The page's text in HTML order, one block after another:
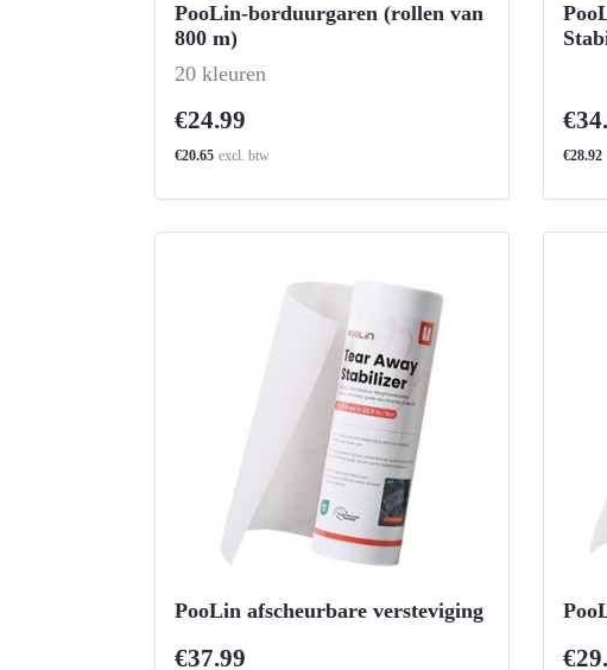
PooLin-borduurgaren (rollen van
800 m)
20 kleuren
€24.99
€20.65 excl. btw €28.92
PooLin afscheurbare versteviging
€37.99